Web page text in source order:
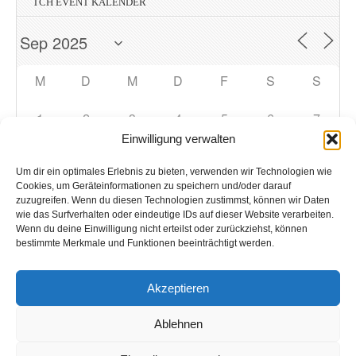
Einwilligung verwalten
Um dir ein optimales Erlebnis zu bieten, verwenden wir Technologien wie
Cookies, um Geräteinformationen zu speichern und/oder darauf
zuzugreifen. Wenn du diesen Technologien zustimmst, können wir Daten
wie das Surfverhalten oder eindeutige IDs auf dieser Website verarbeiten.
Wenn du deine Einwilligung nicht erteilst oder zurückziehst, können
bestimmte Merkmale und Funktionen beeinträchtigt werden.
Akzeptieren
Ablehnen
M D M D F S S
1 2 3 4 5 6 7
8 10 11 12 13
15 16 17 18 19 20 21
29 30 1 2 3 4 5